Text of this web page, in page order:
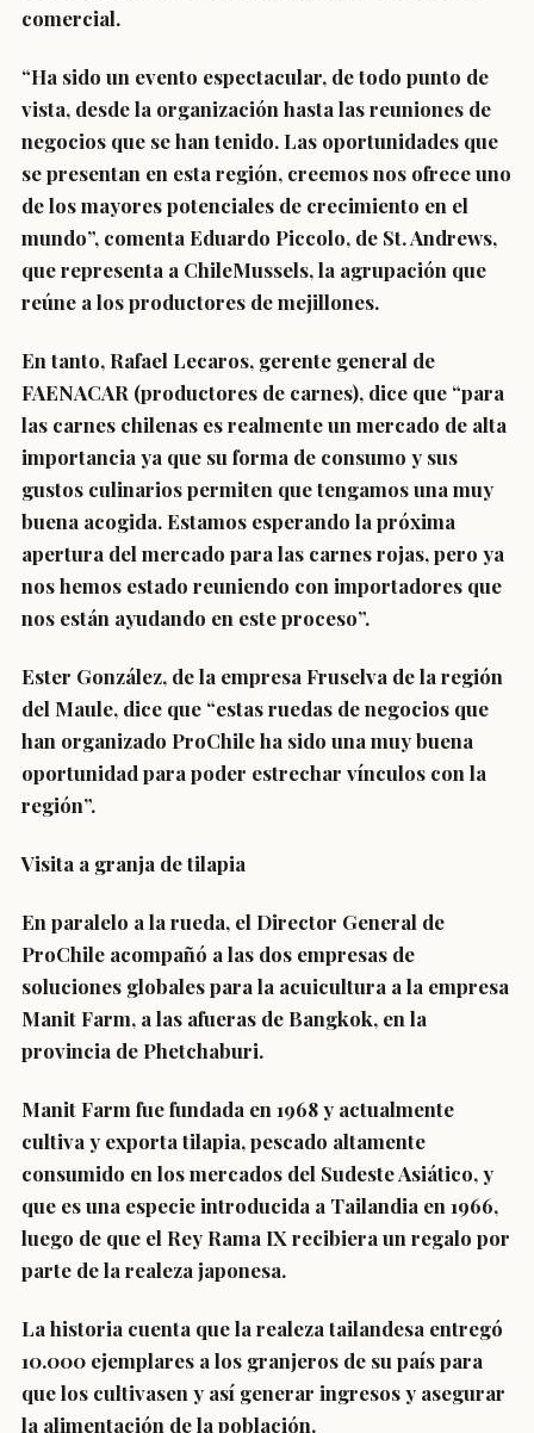
comercial.
“Ha sido un evento espectacular, de todo punto de
vista, desde la organización hasta las reuniones de
negocios que se han tenido. Las oportunidades que
se presentan en esta región, creemos nos ofrece uno
de los mayores potenciales de crecimiento en el
mundo”, comenta Eduardo Piccolo, de St. Andrews,
que representa a ChileMussels, la agrupación que
reúne a los productores de mejillones.
En tanto, Rafael Lecaros, gerente general de
FAENACAR (productores de carnes), dice que “para
las carnes chilenas es realmente un mercado de alta
importancia ya que su forma de consumo y sus
gustos culinarios permiten que tengamos una muy
buena acogida. Estamos esperando la próxima
apertura del mercado para las carnes rojas, pero ya
nos hemos estado reuniendo con importadores que
nos están ayudando en este proceso”.
Ester González, de la empresa Fruselva de la región
del Maule, dice que “estas ruedas de negocios que
han organizado ProChile ha sido una muy buena
oportunidad para poder estrechar vínculos con la
región”.
Visita a granja de tilapia
En paralelo a la rueda, el Director General de
ProChile acompañó a las dos empresas de
soluciones globales para la acuicultura a la empresa
Manit Farm, a las afueras de Bangkok, en la
provincia de Phetchaburi.
Manit Farm fue fundada en 1968 y actualmente
cultiva y exporta tilapia, pescado altamente
consumido en los mercados del Sudeste Asiático, y
que es una especie introducida a Tailandia en 1966,
luego de que el Rey Rama IX recibiera un regalo por
parte de la realeza japonesa.
La historia cuenta que la realeza tailandesa entregó
10.000 ejemplares a los granjeros de su país para
que los cultivasen y así generar ingresos y asegurar
la alimentación de la población.